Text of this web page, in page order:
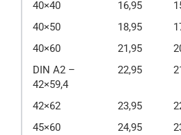
40×40
16,95
40×50
18,95
40×60
21,95
DIN A2 –
42×59,4
22,95
42×62 23,95
45×60
24,95